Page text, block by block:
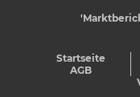
Startseite
AGB